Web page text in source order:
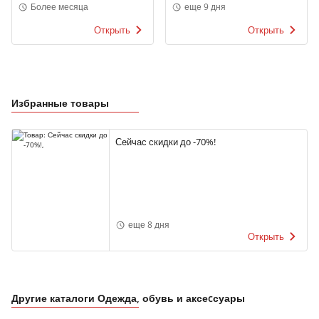
Более месяца
Открыть
еще 9 дня
Открыть
Избранные товары
Сейчас скидки до -70%!
еще 8 дня
Открыть
Другие каталоги Одежда, обувь и аксеcсуары